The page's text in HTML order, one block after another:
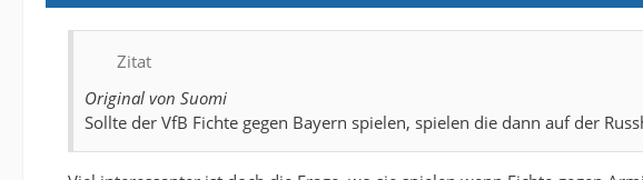
Zitat
Original von Suomi
Sollte der VfB Fichte gegen Bayern spielen, spielen die dann auf der